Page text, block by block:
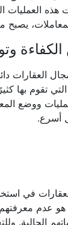
هذه
المعاملات،
العقارات
التي تقوم بها
ووضع
أسرع.
في
عدم معرفتهم
الحالية.